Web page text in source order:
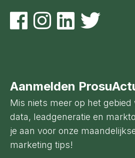
Aanmelden
Mis niets meer op het gebied
data, leadgeneratie en
je aan voor onze
marketing tips!